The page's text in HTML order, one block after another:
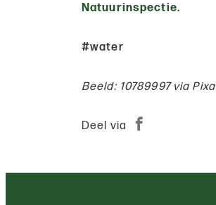
Natuurinspectie.
#water
Beeld: 10789997 via
Deel via